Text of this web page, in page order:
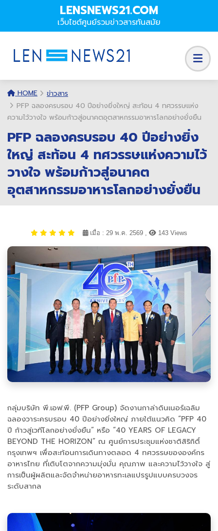
LENSNEWS21.COM
เว็บไซต์ศูนย์รวมข่าวสารทันสมัย
HOME
ข่าวสาร
PFP ฉลองครบรอบ 40 ปีอย่างยิ่งใหญ่ สะท้อน 4 ทศวรรษแห่ง
ความไว้วางใจ พร้อมก้าวสู่อนาคตอุตสาหกรรมอาหารโลกอย่างยั่งยืน
PFP ฉลองครบรอบ 40 ปีอย่างยิ่ง
ใหญ่ สะท้อน 4 ทศวรรษแห่งความไว้
วางใจ พร้อมก้าวสู่อนาคต
อุตสาหกรรมอาหารโลกอย่างยั่งยืน
เมื่อ : 29 พ.ค. 2569 , 143 Views
กลุ่มบริษัท พี.เอฟ.พี. (PFP Group) จัดงานกาล่าดินเนอร์เฉลิม
ฉลองวาระครบรอบ 40 ปีอย่างยิ่งใหญ่ ภายใต้แนวคิด “PFP 40
ปี ก้าวสู่เวทีโลกอย่างยั่งยืน” หรือ “40 YEARS OF LEGACY
BEYOND THE HORIZON” ณ ศูนย์การประชุมแห่งชาติสิริกิติ์
กรุงเทพฯ เพื่อสะท้อนการเดินทางตลอด 4 ทศวรรษขององค์กร
อาหารไทย ที่เติบโตจากความมุ่งมั่น คุณภาพ และความไว้วางใจ สู่
การเป็นผู้ผลิตและจัดจำหน่ายอาหารทะเลแปรรูปแบบครบวงจร
ระดับสากล